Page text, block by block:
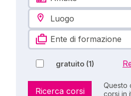
Luogo
Ente di formazione
gratuito (1)
Ricerca corsi
Questo
corsi in